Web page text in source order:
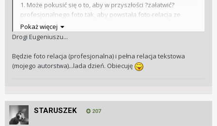
1. Może pokusić się o to, aby w przyszłości ?załatwić?
profesjonalnego foto tak, aby powstała foto-relacja ze
spotkania. Na każdym najbardziej wiejskim weselu tak się
robi a Przecież Klub to poważna ?firma?, a foto-relacji nie
ma! Owszem są klubowicze robiącyzdjęcia, czy też
przedstawiciele prasy, ale nie mamy zgromadzonych w
jednymmiejscu naszych klubowych fotek ze spotkań!
krótkimi notkami, ? kto, co,kiedy, o czym itp. Myślę, że
najwyższa pora, aby Klub zaczął dokumentować swoje
poczynania ? a jest już, co dokumentować!!! /Np. ostatnia
Pokaż więcej
Drogi Eugeniuszu...
Będzie foto relacja (profesjonalna) i pełna relacja tekstowa
(mojego autorstwa)...lada dzień. Obiecuję
STARUSZEK 207